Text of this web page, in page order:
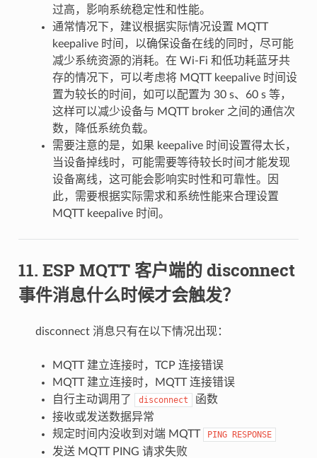
过高，影响系统稳定性和性能。
通常情况下，建议根据实际情况设置 MQTT
keepalive 时间，以确保设备在线的同时，尽可能
减少系统资源的消耗。在 Wi-Fi 和低功耗蓝牙共
存的情况下，可以考虑将 MQTT keepalive 时间设
置为较长的时间，如可以配置为 30 s、60 s 等，
这样可以减少设备与 MQTT broker 之间的通信次
数，降低系统负载。
需要注意的是，如果 keepalive 时间设置得太长，
当设备掉线时，可能需要等待较长时间才能发现
设备离线，这可能会影响实时性和可靠性。因
此，需要根据实际需求和系统性能来合理设置
MQTT keepalive 时间。
ESP MQTT 客户端的 disconnect
事件消息什么时候才会触发？
disconnect 消息只有在以下情况出现：
MQTT 建立连接时，TCP 连接错误
MQTT 建立连接时，MQTT 连接错误
自行主动调用了
disconnect
函数
接收或发送数据异常
规定时间内没收到对端 MQTT
PING RESPONSE
发送 MQTT PING 请求失败